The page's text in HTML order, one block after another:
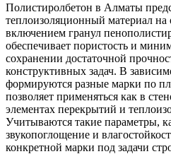
Полистиролбетон в Алматы
теплоизоляционный материал на
включением гранул
обеспечивает пористость и
сохранении достаточной
конструктивных задач. В
формируются разные марки по
позволяет применяться как в
элементах перекрытий и
Учитываются такие параметры,
звукопоглощение и
конкретной марки под задачи